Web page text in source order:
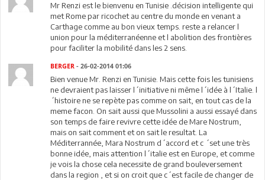
Mr Renzi est le bienvenu en Tunisie .décision intelligente qui
met Rome par ricochet au centre du monde en venant a
Carthage comme au bon vieux temps. reste a relancer l
union pour la méditerranéenne et l abolition des frontières
pour faciliter la mobilité dans les 2 sens.
BERGER - 26-02-2014 01:06
Bien venue Mr. Renzi en Tunisie. Mais cette fois les tunisiens
ne devraient pas laisser l´initiative ni même l´idée à l´Italie. l
´histoire ne se repète pas comme on sait, en tout cas de la
meme facon. On sait aussi que Mussolini a aussi essayé dans
son temps de faire revivre cette idée de Mare Nostrum,
mais on sait comment et on sait le resultat. La
Méditerrannée, Mara Nostrum d´accord et c ´set une très
bonne idée, mais attention l´italie est en Europe, et comme
je vois la chose cela necessite de grand bouleversement
dans la region , et si on croit que c´est facile de changer de